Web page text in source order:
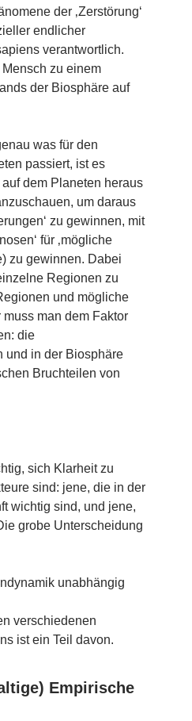
der ‚Zerstörung‘
endlicher
verantwortlich.
zu einem
der Biosphäre auf
was für den
passiert, ist es
dem Planeten heraus
um daraus
zu gewinnen, mit
für ‚mögliche
zu gewinnen. Dabei
Regionen zu
und mögliche
muss man dem Faktor
die
und in der Biosphäre
Bruchteilen von
sich Klarheit zu
sind: jene, die in der
wichtig sind, und jene,
grobe Unterscheidung
unabhängig
verschiedenen
ist ein Teil davon.
Empirische